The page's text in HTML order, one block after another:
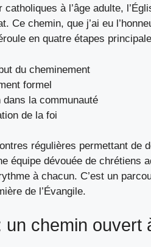
à l’âge adulte,
Ce chemin, que j’ai eu
en quatre étapes
du cheminement
formel
dans la communauté
de la foi
régulières permettant de
équipe dévouée de chrétiens
à chacun. C’est un
de l’Évangile.
un chemin ouvert